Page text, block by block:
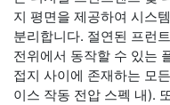
지 평면을 제공하여 시스
분리합니다. 절연된 프런
전위에서 동작할 수 있는
접지 사이에 존재하는 모
이스 작동 전압 스펙 내).